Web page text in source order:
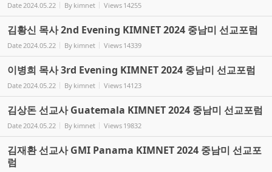
Date 2024.05.22 By kimnet Views 14255
김황신 목사 2nd Evening KIMNET 2024 중남미 선교포럼
Date 2024.05.22 By kimnet Views 14339
이병희 목사 3rd Evening KIMNET 2024 중남미 선교포럼
Date 2024.05.22 By kimnet Views 14123
김상돈 선교사 Guatemala KIMNET 2024 중남미 선교포럼
Date 2024.05.22 By kimnet Views 19832
김재환 선교사 GMI Panama KIMNET 2024 중남미 선교포
럼